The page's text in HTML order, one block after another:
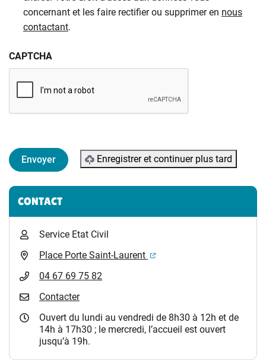
concernant et les faire rectifier ou supprimer en nous
contactant.
CAPTCHA
Enregistrer et continuer plus tard
Informations complémentaires
CONTACT
Service Etat Civil
Place Porte Saint-Laurent
(ouverture dans un
04 67 69 75 82
Contacter
Ouvert du lundi au vendredi de 8h30 à 12h et de
14h à 17h30 ; le mercredi, l’accueil est ouvert
jusqu’à 19h.